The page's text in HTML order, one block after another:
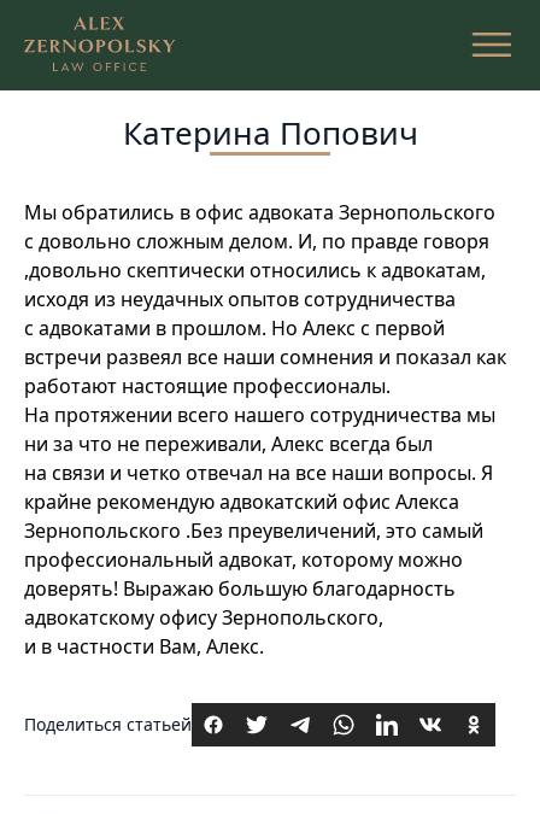
Перейти
содержимому
Катерина Попович
Мы обратились в офис адвоката Зернопольского
с довольно сложным делом. И, по правде говоря
,довольно скептически относились к адвокатам,
исходя из неудачных опытов сотрудничества
с адвокатами в прошлом. Но Алекс с первой
встречи развеял все наши сомнения и показал как
работают настоящие профессионалы.
На протяжении всего нашего сотрудничества мы
ни за что не переживали, Алекс всегда был
на связи и четко отвечал на все наши вопросы. Я
крайне рекомендую адвокатский офис Алекса
Зернопольского .Без преувеличений, это самый
профессиональный адвокат, которому можно
доверять! Выражаю большую благодарность
адвокатскому офису Зернопольского,
и в частности Вам, Алекс.
Поделиться статьей